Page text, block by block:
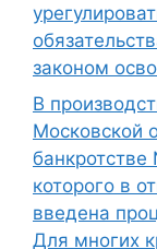
законом
В
Московской
которого в
введена
Для многих